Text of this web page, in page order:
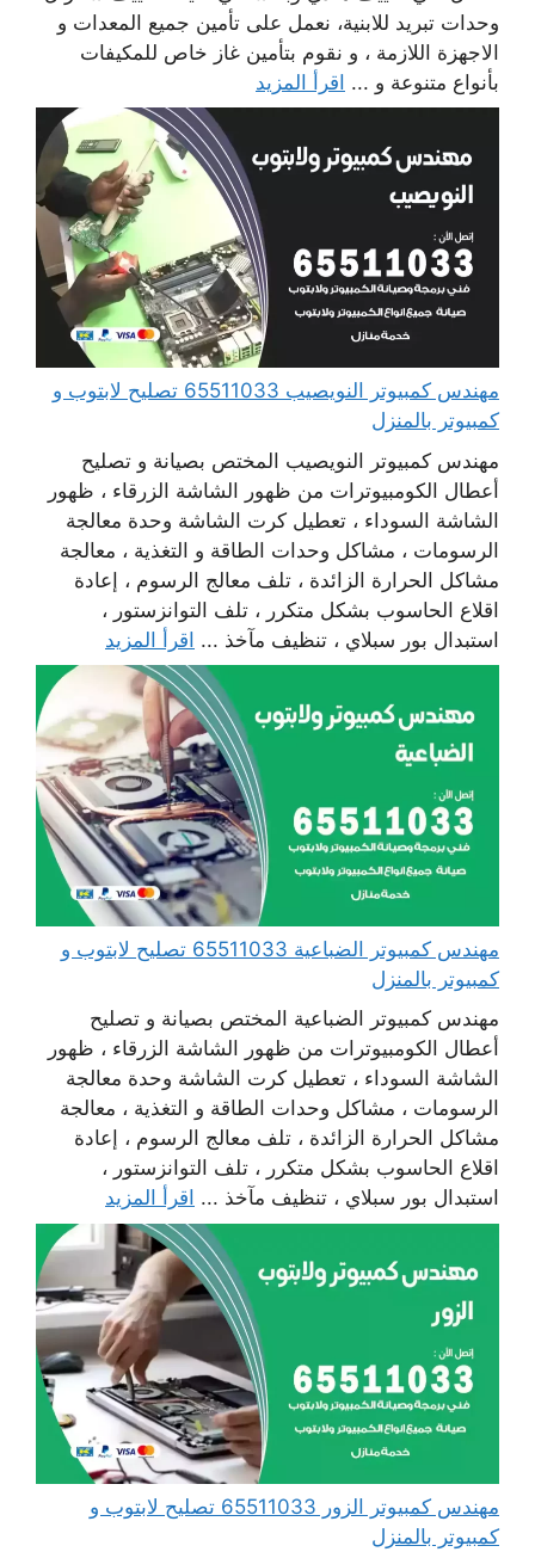
وحدات تبريد للابنية، نعمل على تأمين جميع المعدات و
الاجهزة اللازمة ، و نقوم بتأمين غاز خاص للمكيفات
بأنواع متنوعة و ... اقرأ المزيد
مهندس كمبيوتر النويصيب 65511033 تصليح لابتوب و
كمبيوتر بالمنزل
مهندس كمبيوتر النويصيب المختص بصيانة و تصليح
أعطال الكومبيوترات من ظهور الشاشة الزرقاء ، ظهور
الشاشة السوداء ، تعطيل كرت الشاشة وحدة معالجة
الرسومات ، مشاكل وحدات الطاقة و التغذية ، معالجة
مشاكل الحرارة الزائدة ، تلف معالج الرسوم ، إعادة
اقلاع الحاسوب بشكل متكرر ، تلف التوانزستور ،
استبدال بور سبلاي ، تنظيف مآخذ ... اقرأ المزيد
مهندس كمبيوتر الضباعية 65511033 تصليح لابتوب و
كمبيوتر بالمنزل
مهندس كمبيوتر الضباعية المختص بصيانة و تصليح
أعطال الكومبيوترات من ظهور الشاشة الزرقاء ، ظهور
الشاشة السوداء ، تعطيل كرت الشاشة وحدة معالجة
الرسومات ، مشاكل وحدات الطاقة و التغذية ، معالجة
مشاكل الحرارة الزائدة ، تلف معالج الرسوم ، إعادة
اقلاع الحاسوب بشكل متكرر ، تلف التوانزستور ،
استبدال بور سبلاي ، تنظيف مآخذ ... اقرأ المزيد
مهندس كمبيوتر الزور 65511033 تصليح لابتوب و
كمبيوتر بالمنزل